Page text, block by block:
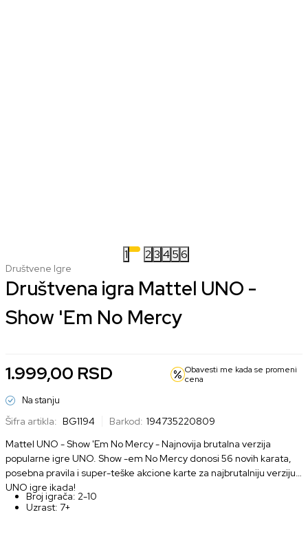
1 23 456
Društvene Igre
Društvena igra Mattel UNO -
Show 'Em No Mercy
1.999,00 RSD
Obavesti me kada se promeni
cena
Na stanju
Šifra artikla: BG1194 Barkod: 194735220809
Mattel UNO - Show 'Em No Mercy - Najnovija brutalna verzija
popularne igre UNO. Show -em No Mercy donosi 56 novih karata,
posebna pravila i super-teške akcione karte za najbrutalniju verziju
UNO igre ikada!
Broj igrača: 2-10
Uzrast: 7+